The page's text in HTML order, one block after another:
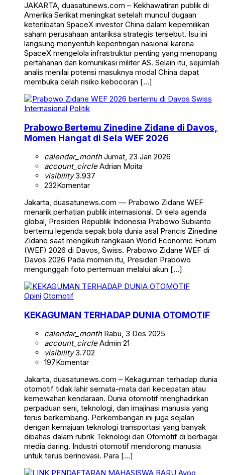
JAKARTA, duasatunews.com – Kekhawatiran publik di
Amerika Serikat meningkat setelah muncul dugaan
keterlibatan SpaceX investor China dalam kepemilikan
saham perusahaan antariksa strategis tersebut. Isu ini
langsung menyentuh kepentingan nasional karena
SpaceX mengelola infrastruktur penting yang menopang
pertahanan dan komunikasi militer AS. Selain itu, sejumlah
analis menilai potensi masuknya modal China dapat
membuka celah risiko kebocoran […]
Internasional Politik
Prabowo Bertemu Zinedine Zidane di Davos,
Momen Hangat di Sela WEF 2026
calendar_monthJumat, 23 Jan 2026
account_circleAdrian Moita
visibility3.937
232Komentar
Jakarta, duasatunews.com — Prabowo Zidane WEF
menarik perhatian publik internasional. Di sela agenda
global, Presiden Republik Indonesia Prabowo Subianto
bertemu legenda sepak bola dunia asal Prancis Zinedine
Zidane saat mengikuti rangkaian World Economic Forum
(WEF) 2026 di Davos, Swiss. Prabowo Zidane WEF di
Davos 2026 Pada momen itu, Presiden Prabowo
mengunggah foto pertemuan melalui akun […]
Opini Otomotif
KEKAGUMAN TERHADAP DUNIA OTOMOTIF
calendar_monthRabu, 3 Des 2025
account_circleAdmin 21
visibility3.702
197Komentar
Jakarta, duasatunews.com – Kekaguman terhadap dunia
otomotif tidak lahir semata-mata dari kecepatan atau
kemewahan kendaraan. Dunia otomotif menghadirkan
perpaduan seni, teknologi, dan imajinasi manusia yang
terus berkembang. Perkembangan ini juga sejalan
dengan kemajuan teknologi transportasi yang banyak
dibahas dalam rubrik Teknologi dan Otomotif di berbagai
media daring. Industri otomotif mendorong manusia
untuk terus berinovasi. Para […]